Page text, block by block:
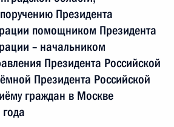
Президента
помощником Президента
– начальником
Президента Российской
Президента Российской
граждан в Москве